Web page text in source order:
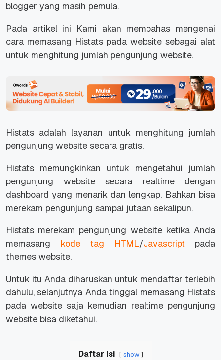
blogger yang masih pemula.
Pada artikel ini Kami akan membahas mengenai
cara memasang Histats pada website sebagai alat
untuk menghitung jumlah pengunjung website.
Histats adalah layanan untuk menghitung jumlah
pengunjung website secara gratis.
Histats memungkinkan untuk mengetahui jumlah
pengunjung website secara realtime dengan
dashboard yang menarik dan lengkap. Bahkan bisa
merekam pengunjung sampai jutaan sekalipun.
Histats merekam pengunjung website ketika Anda
memasang kode tag HTML/Javascript pada
themes website.
Untuk itu Anda diharuskan untuk mendaftar terlebih
dahulu, selanjutnya Anda tinggal memasang Histats
pada website saja kemudian realtime pengunjung
website bisa diketahui.
Daftar Isi show